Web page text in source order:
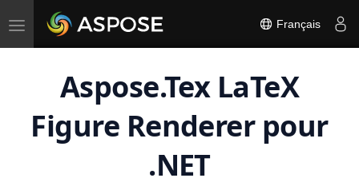
Toggle
navigation
Français
Aspose.Tex LaTeX
Figure Renderer pour
.NET